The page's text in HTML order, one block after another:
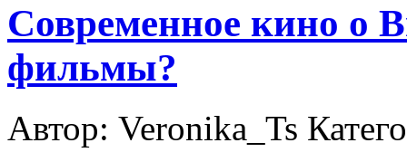
Современное кино о
фильмы?
Автор: Veronika_Ts